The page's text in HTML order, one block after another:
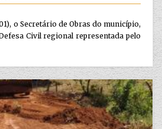
o Secretário de Obras do município,
Civil regional representada pelo